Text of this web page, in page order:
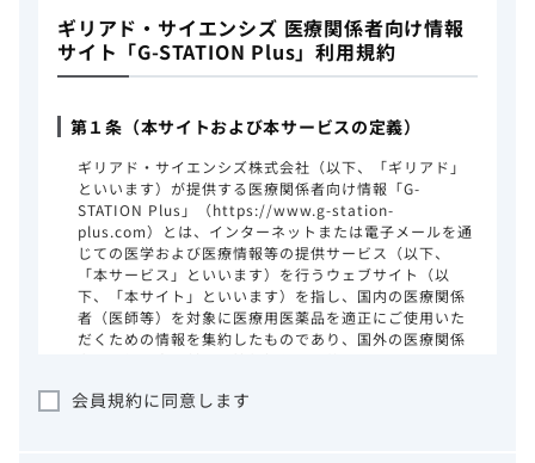
ギリアド・サイエンシズ 医療関係者向け情報
サイト「G-STATION Plus」利用規約
第１条（本サイトおよび本サービスの定義）
ギリアド・サイエンシズ株式会社（以下、「ギリアド」
といいます）が提供する医療関係者向け情報「G-
STATION Plus」（https://www.g-station-
plus.com）とは、インターネットまたは電子メールを通
じての医学および医療情報等の提供サービス（以下、
「本サービス」といいます）を行うウェブサイト（以
下、「本サイト」といいます）を指し、国内の医療関係
者（医師等）を対象に医療用医薬品を適正にご使用いた
だくための情報を集約したものであり、国外の医療関係
事項をご熟読いただき、同意された場合のみご利用くだ
会員規約に同意します